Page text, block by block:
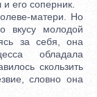
его соперник.
матери. Но
вкусу молодой
за себя, она
обладала
скользить
словно она